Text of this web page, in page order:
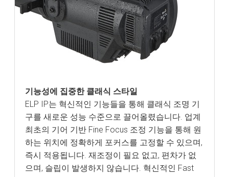
기능성에 집중한 클래식 스타일
ELP IP는 혁신적인 기능들을 통해 클래식 조명 기
구를 새로운 성능 수준으로 끌어올렸습니다. 업계
최초의 기어 기반 Fine Focus 조정 기능을 통해 원
하는 위치에 정확하게 포커스를 고정할 수 있으며,
즉시 적용됩니다. 재조정이 필요 없고, 편차가 없
으며, 슬립이 발생하지 않습니다. 혁신적인 Fast